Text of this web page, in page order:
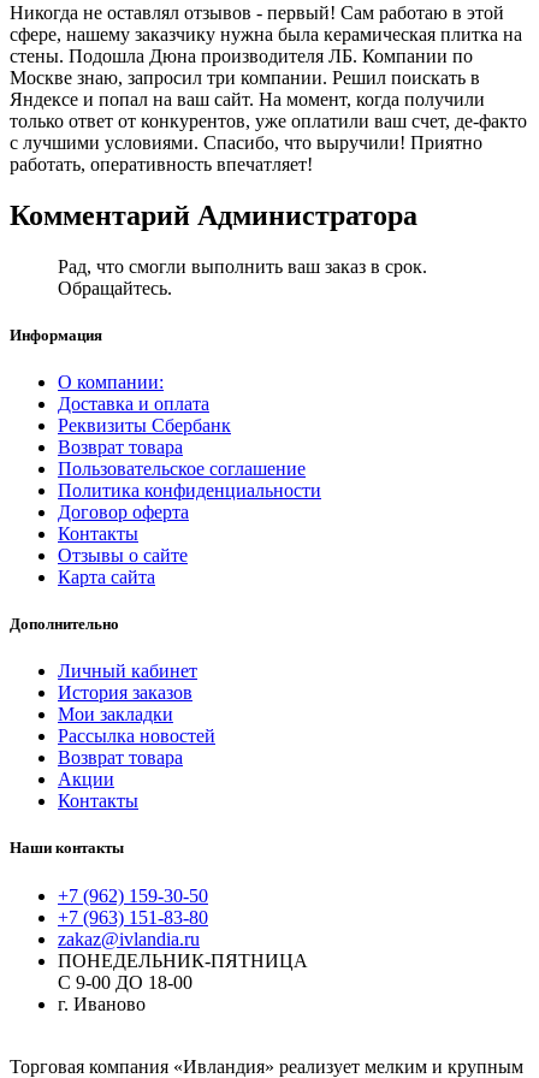
Никогда не оставлял отзывов - первый! Сам работаю в этой
сфере, нашему заказчику нужна была керамическая плитка на
стены. Подошла Дюна производителя ЛБ. Компании по
Москве знаю, запросил три компании. Решил поискать в
Яндексе и попал на ваш сайт. На момент, когда получили
только ответ от конкурентов, уже оплатили ваш счет, де-факто
с лучшими условиями. Спасибо, что выручили! Приятно
работать, оперативность впечатляет!
Комментарий Администратора
Рад, что смогли выполнить ваш заказ в срок.
Обращайтесь.
Информация
О компании:
Доставка и оплата
Реквизиты Сбербанк
Возврат товара
Пользовательское соглашение
Политика конфиденциальности
Договор оферта
Контакты
Отзывы о сайте
Карта сайта
Дополнительно
Личный кабинет
История заказов
Мои закладки
Рассылка новостей
Возврат товара
Акции
Контакты
Наши контакты
+7 (962) 159-30-50
+7 (963) 151-83-80
zakaz@ivlandia.ru
ПОНЕДЕЛЬНИК-ПЯТНИЦА
С 9-00 ДО 18-00
г. Иваново
Торговая компания «Ивландия» реализует мелким и крупным